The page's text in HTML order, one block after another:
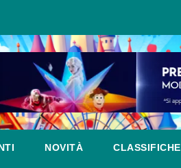
NOVITÀ CLASSIFICHE